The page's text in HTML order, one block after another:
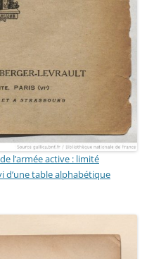
l’armée active : limité
d’une table alphabétique